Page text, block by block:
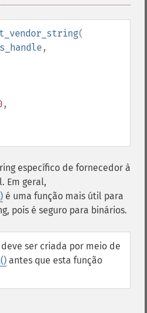
(
,
,
específico de fornecedor à
Em geral,
é uma função mais útil para
pois é seguro para binários.
ser criada por meio de
antes que esta função